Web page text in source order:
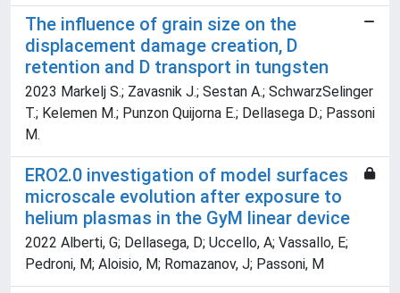
The influence of grain size on the
displacement damage creation, D
retention and D transport in tungsten
2023 Markelj S.; Zavasnik J.; Sestan A.; SchwarzSelinger
T.; Kelemen M.; Punzon Quijorna E.; Dellasega D.; Passoni
M.
ERO2.0 investigation of model surfaces
microscale evolution after exposure to
helium plasmas in the GyM linear device
2022 Alberti, G; Dellasega, D; Uccello, A; Vassallo, E;
Pedroni, M; Aloisio, M; Romazanov, J; Passoni, M